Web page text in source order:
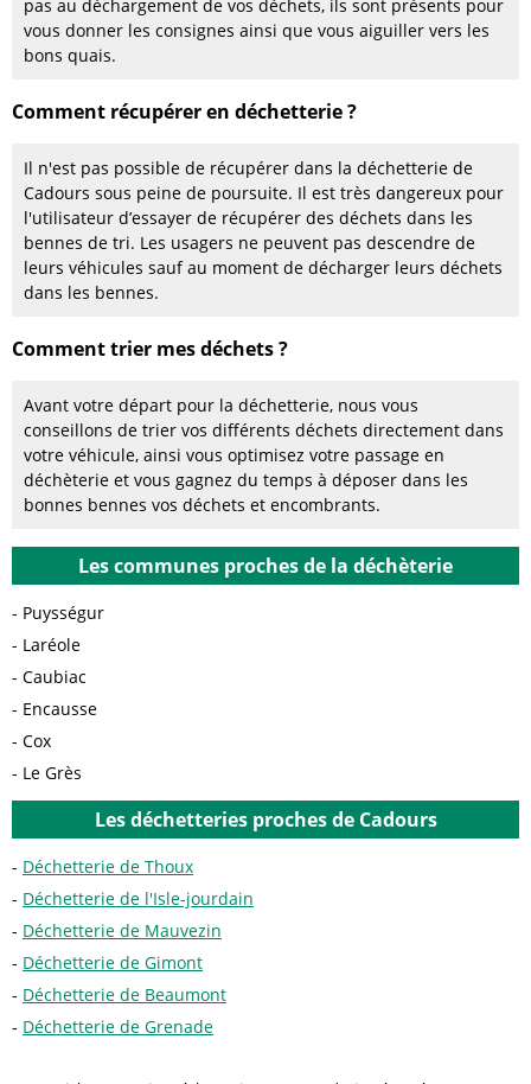
pas au déchargement de vos déchets, ils sont présents pour
vous donner les consignes ainsi que vous aiguiller vers les
bons quais.
Comment récupérer en déchetterie ?
Il n'est pas possible de récupérer dans la déchetterie de
Cadours sous peine de poursuite. Il est très dangereux pour
l'utilisateur d’essayer de récupérer des déchets dans les
bennes de tri. Les usagers ne peuvent pas descendre de
leurs véhicules sauf au moment de décharger leurs déchets
dans les bennes.
Comment trier mes déchets ?
Avant votre départ pour la déchetterie, nous vous
conseillons de trier vos différents déchets directement dans
votre véhicule, ainsi vous optimisez votre passage en
déchèterie et vous gagnez du temps à déposer dans les
bonnes bennes vos déchets et encombrants.
Les communes proches de la déchèterie
Puysségur
Laréole
Caubiac
Encausse
Cox
Le Grès
Les déchetteries proches de Cadours
Déchetterie de Thoux
Déchetterie de l'Isle-jourdain
Déchetterie de Mauvezin
Déchetterie de Gimont
Déchetterie de Beaumont
Déchetterie de Grenade